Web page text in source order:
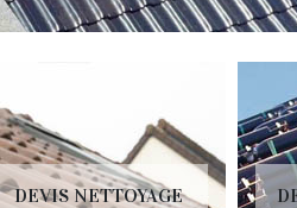
DEVIS NETTOYAGE